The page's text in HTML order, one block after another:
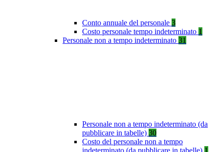
Conto annuale del personale 3
Costo personale tempo indeterminato 1
Personale non a tempo indeterminato 31
Personale non a tempo indeterminato (da
pubblicare in tabelle) 30
Costo del personale non a tempo